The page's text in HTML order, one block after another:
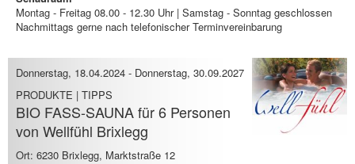
Montag - Freitag 08.00 - 12.30 Uhr | Samstag - Sonntag geschlossen
Nachmittags gerne nach telefonischer Terminvereinbarung
Donnerstag, 18.04.2024 - Donnerstag, 30.09.2027
PRODUKTE | TIPPS
BIO FASS-SAUNA für 6 Personen
von Wellfühl Brixlegg
Ort: 6230 Brixlegg, Marktstraße 12